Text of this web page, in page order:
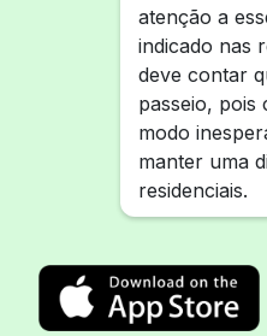
atenção a
indicado nas
deve contar
passeio, pois
modo
manter uma
residenciais.